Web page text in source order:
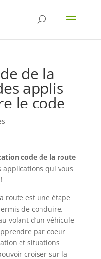
de la
applis
le code
code de la route
applications qui vous
route est une étape
de conduire.
volant d’un véhicule
par coeur
et situations
croiser sur la